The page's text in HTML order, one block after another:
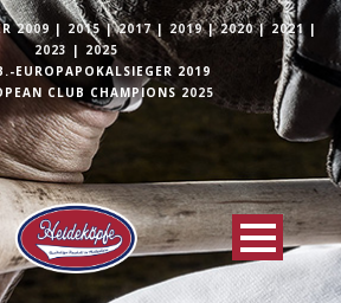
2009 | 2015|2017| 2019|2020|2021 |
2023 | 2025
EUROPAPOKALSIEGER 2019
CLUB CHAMPIONS 2025